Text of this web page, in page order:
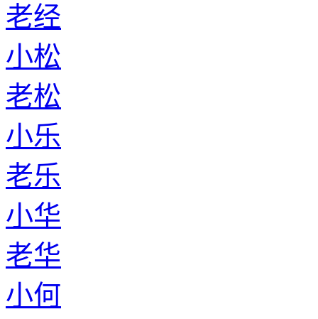
老经
小松
老松
小乐
老乐
小华
老华
小何